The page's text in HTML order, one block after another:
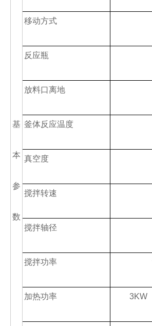
基
本
参
数
移动方式
反应瓶
放料口离地
釜体反应温度
真空度
搅拌转速
搅拌轴径
搅拌功率
加热功率 3KW